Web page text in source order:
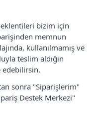
bizim için
memnun
kullanılmamış ve
teslim aldığın
sonra "Siparişlerim"
Destek Merkezi"